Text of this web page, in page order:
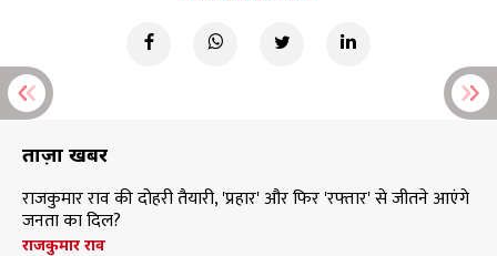
ताज़ा खबरें
राजकुमार राव की दोहरी तैयारी, 'प्रहार' और फिर 'रफ्तार' से जीतने आएंगे
जनता का दिल?
राजकुमार राव